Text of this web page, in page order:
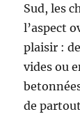
Sud, les
l’aspect
plaisir :
vides ou
de